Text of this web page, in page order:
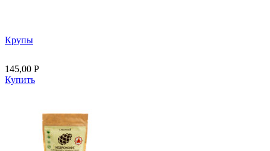
Крупы
145,00 Р
Купить